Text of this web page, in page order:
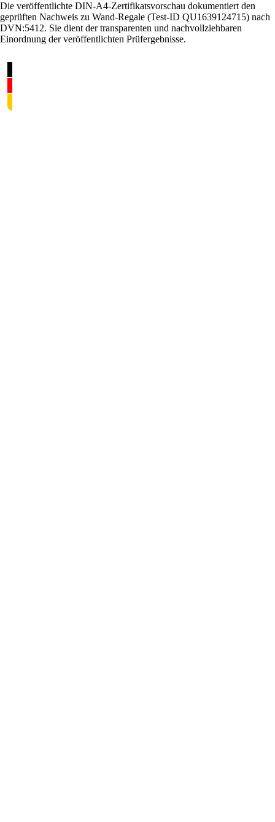
Die veröffentlichte DIN-A4-Zertifikatsvorschau dokumentiert den
geprüften Nachweis zu Wand-Regale (Test-ID QU1639124715) nach
DVN:5412. Sie dient der transparenten und nachvollziehbaren
Einordnung der veröffentlichten Prüfergebnisse.